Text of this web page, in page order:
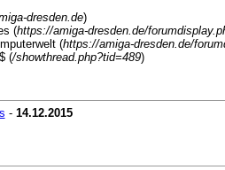
dresden.de)
(https://amiga-dresden.de/
(https://amiga-dresden.de/
(/showthread.php?tid=489)
- 14.12.2015